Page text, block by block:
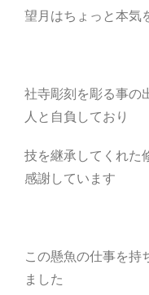
望月はちょっと本気
社寺彫刻を彫る事の
人と自負しており
技を継承してくれた
感謝しています
この懸魚の仕事を持
ました